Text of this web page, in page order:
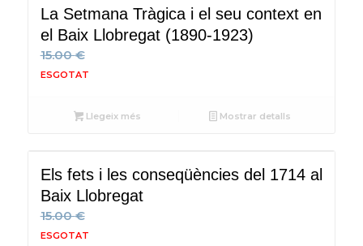
La Setmana Tràgica i el seu context en
el Baix Llobregat (1890-1923)
15.00€
Llegeix més Mostrar detalls
Els fets i les conseqüències del 1714 al
Baix Llobregat
15.00€